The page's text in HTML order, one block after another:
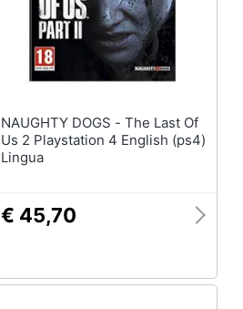
NAUGHTY DOGS - The Last Of
Us 2 Playstation 4 English (ps4)
Lingua
€ 45,70